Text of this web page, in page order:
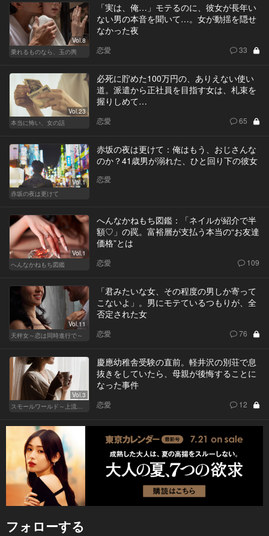
Vol.8
乗れるものなら、玉の輿
「実は、俺…」モテるのに、彼女が長年い
ない男の本音を聞いて…。女が動揺を隠せ
なかった夜
恋愛 33
Vol.23
本当に怖い、女の話
必死に貯めた100万円の、ありえない使い
道。派遣から正社員を目指す女は、札束を
握りしめて…
恋愛 65
Vol.1
赤坂の夜は更けて
赤坂の夜は更けて：俺はもう、おじさんな
のか？41歳男が溺れた、ひと回り下の彼女
恋愛
Vol.1
へんなかねもち図鑑
へんなかねもち図鑑：「ネイルが紹介で半
額♡」の罠。富裕層が支払う本当の“お友達
価格”とは
恋愛 109
Vol.11
天秤女～恋は同時進行で～
「君みたいな女、その程度の男しか寄って
こないよ」。男にモテているつもりが、全
否定された女
恋愛 76
Vol.3
慶應幼稚舎受験の直前。軽井沢の別荘で息
抜きをしていたら、母親が後悔することに
なった事件
恋愛 12
フォローする